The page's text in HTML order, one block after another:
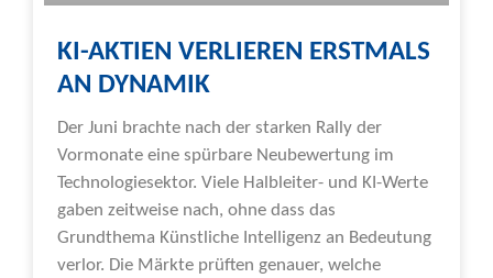
KI-AKTIEN VERLIEREN ERSTMALS
AN DYNAMIK
Der Juni brachte nach der starken Rally der
Vormonate eine spürbare Neubewertung im
Technologiesektor. Viele Halbleiter- und KI-Werte
gaben zeitweise nach, ohne dass das
Grundthema Künstliche Intelligenz an Bedeutung
verlor. Die Märkte prüften genauer, welche